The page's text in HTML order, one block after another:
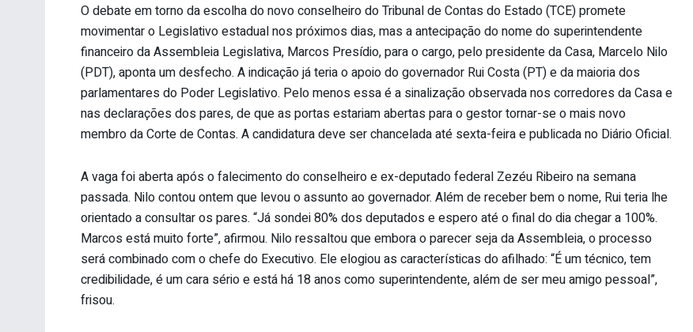
O debate em torno da escolha do novo conselheiro do Tribunal de Contas do Estado (TCE) promete
movimentar o Legislativo estadual nos próximos dias, mas a antecipação do nome do superintendente
financeiro da Assembleia Legislativa, Marcos Presídio, para o cargo, pelo presidente da Casa, Marcelo Nilo
(PDT), aponta um desfecho. A indicação já teria o apoio do governador Rui Costa (PT) e da maioria dos
parlamentares do Poder Legislativo. Pelo menos essa é a sinalização observada nos corredores da Casa e
nas declarações dos pares, de que as portas estariam abertas para o gestor tornar-se o mais novo
membro da Corte de Contas. A candidatura deve ser chancelada até sexta-feira e publicada no Diário Oficial.
A vaga foi aberta após o falecimento do conselheiro e ex-deputado federal Zezéu Ribeiro na semana
passada. Nilo contou ontem que levou o assunto ao governador. Além de receber bem o nome, Rui teria lhe
orientado a consultar os pares. “Já sondei 80% dos deputados e espero até o final do dia chegar a 100%.
Marcos está muito forte”, afirmou. Nilo ressaltou que embora o parecer seja da Assembleia, o processo
será combinado com o chefe do Executivo. Ele elogiou as características do afilhado: “É um técnico, tem
credibilidade, é um cara sério e está há 18 anos como superintendente, além de ser meu amigo pessoal”,
frisou.